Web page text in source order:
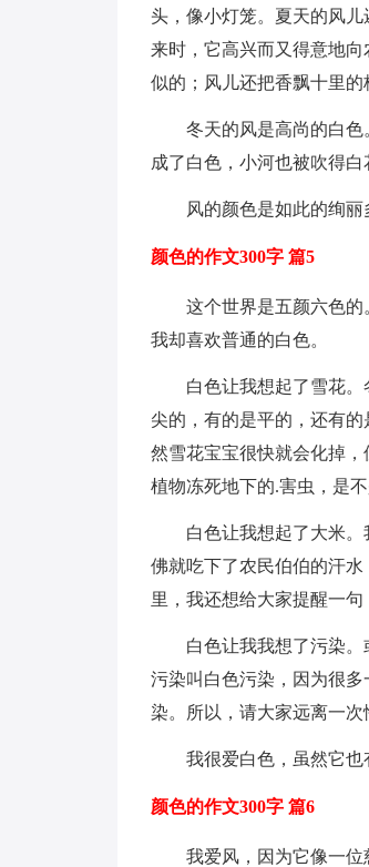
头，像小灯笼。夏天的风
来时，它高兴而又得意地
似的；风儿还把香飘十里的
冬天的风是高尚的白
成了白色，小河也被吹得
风的颜色是如此的绚丽
颜色的作文300字 篇5
这个世界是五颜六色
我却喜欢普通的白色。
白色让我想起了雪花
尖的，有的是平的，还有
然雪花宝宝很快就会化掉
植物冻死地下的.害虫，是
白色让我想起了大米
佛就吃下了农民伯伯的汗
里，我还想给大家提醒一句
白色让我我想了污染
污染叫白色污染，因为很
染。所以，请大家远离一次
我很爱白色，虽然它也
颜色的作文300字 篇6
我爱风，因为它像一